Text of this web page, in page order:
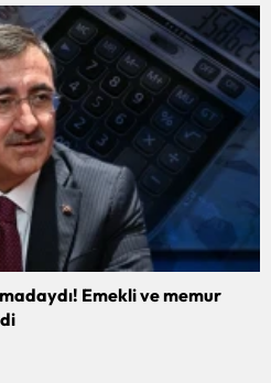
Emekli ve memur